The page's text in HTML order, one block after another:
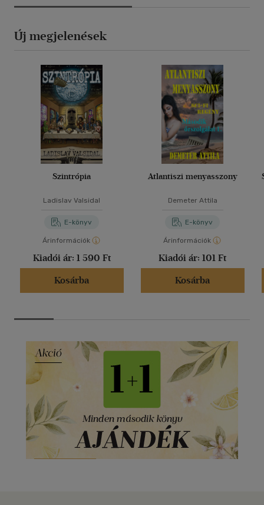
Új megjelenések
Szintrópia
Ladislav Valsidal
E-könyv
Árinformációk
Kiadói ár: 1 590 Ft
Kosárba
Atlantiszi menyasszony
Demeter Attila
E-könyv
Árinformációk
Kiadói ár: 101 Ft
Kosárba